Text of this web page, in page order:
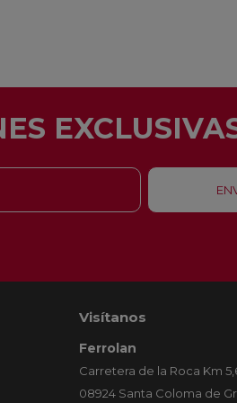
Visítanos
Ferrolan
Carretera de la Roca Km
08924 Santa Coloma de